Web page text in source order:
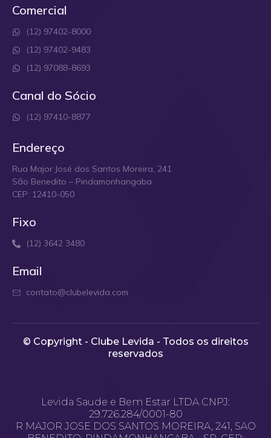
Comercial
(12) 97402-8000
(12) 97402-9483
(12) 97088-8693
Canal do Sócio
(12) 97410-8877
Endereço
Rua Major José dos Santos Moreira, 241
São Benedito – Pindamonhangaba
CEP: 12410-050
Fixo
(12) 3642 3480
Email
contato@clubelevida.com
© Copyright - Clube Levida - Todos os direitos
reservados​
Levida Saude e Bem Estar LTDA CNPJ:
29.726.284/0001-80
R MAJOR JOSE DOS SANTOS MOREIRA, 241, SAO